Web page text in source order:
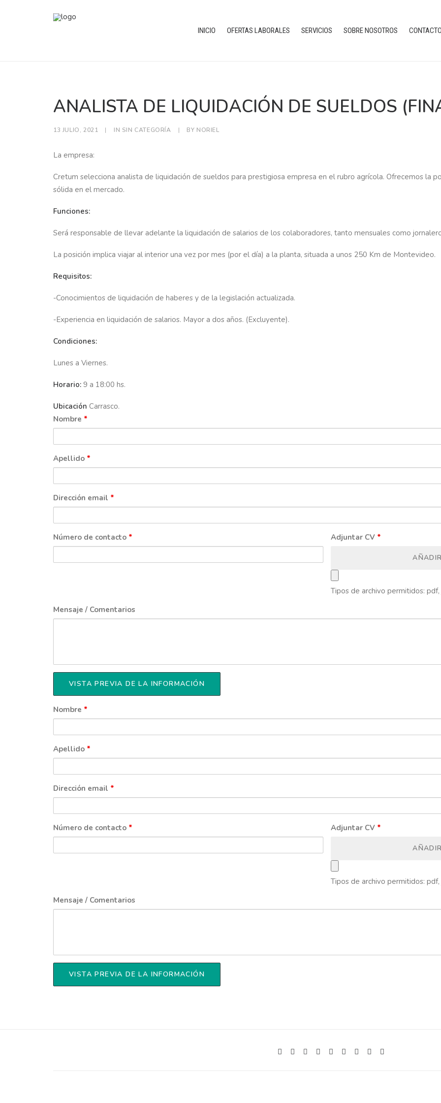
INICIO OFERTAS LABORALES SERVICIOS SOBRE NOSOTROS
ANALISTA DE LIQUIDACIÓN DE SUELDOS
13 JULIO, 2021 | IN SIN CATEGORÍA | BY NORIEL
La empresa:
Cretum selecciona analista de liquidación de sueldos para prestigiosa empresa en el rubro agrícola. Ofrecemos la
sólida en el mercado.
Funciones:
Será responsable de llevar adelante la liquidación de salarios de los colaboradores, tanto mensuales como
La posición implica viajar al interior una vez por mes (por el día) a la planta, situada a unos 250 Km de Montevideo.
Requisitos:
-Conocimientos de liquidación de haberes y de la legislación actualizada.
-Experiencia en liquidación de salarios. Mayor a dos años. (Excluyente).
Condiciones:
Lunes a Viernes.
Horario: 9 a 18:00 hs.
Ubicación Carrasco.
Nombre *
Apellido *
Dirección email *
Número de contacto * Adjuntar CV *
Tipos de archivo permitidos:
Mensaje / Comentarios
Nombre *
Apellido *
Dirección email *
Número de contacto * Adjuntar CV *
Tipos de archivo permitidos:
Mensaje / Comentarios